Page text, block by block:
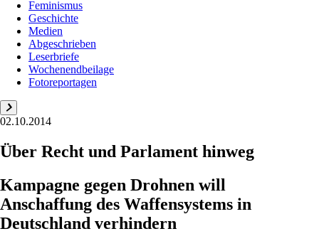
Feminismus
Geschichte
Medien
Abgeschrieben
Leserbriefe
Wochenendbeilage
Fotoreportagen
02.10.2014
Über Recht und Parlament hinweg
Kampagne gegen Drohnen will
Anschaffung des Waffensystems in
Deutschland verhindern